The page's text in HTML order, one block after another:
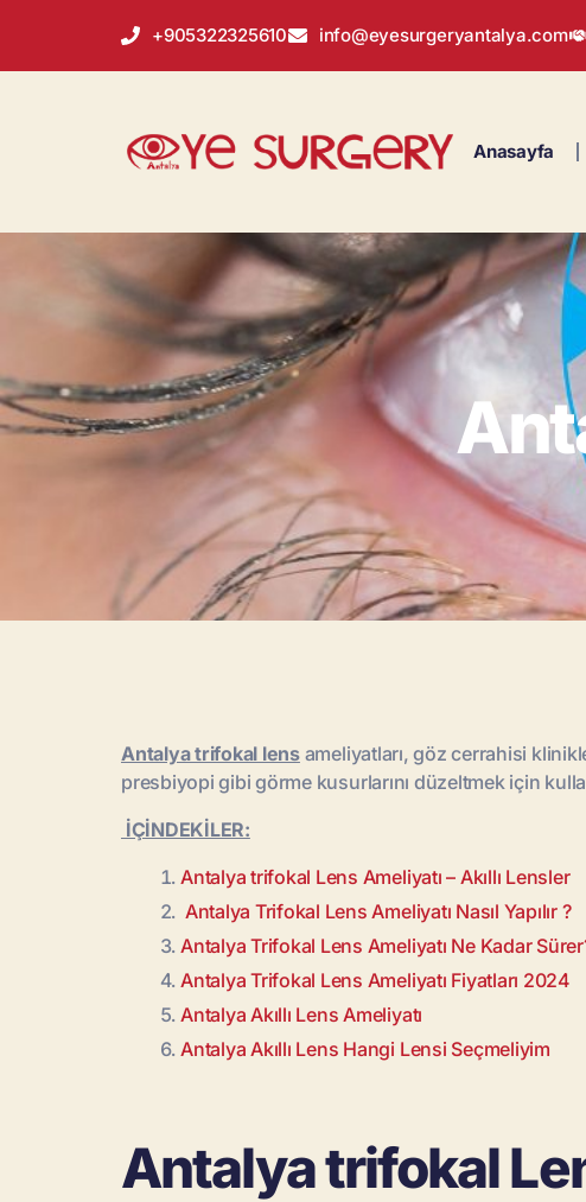
+905322325610 info@eyesurgeryantalya.com
Anasayfa
Antalya trifokal lensameliyatları, göz cerrahisi
presbiyopi gibi görme kusurlarını düzeltmek için
İÇİNDEKİLER:
Antalya trifokal Lens Ameliyatı – Akıllı Lensler
Antalya Trifokal Lens Ameliyatı Nasıl Yapılır ?
Antalya Trifokal Lens Ameliyatı Ne Kadar
Antalya Trifokal Lens Ameliyatı Fiyatları 2024
Antalya Akıllı Lens Ameliyatı
Antalya Akıllı Lens Hangi Lensi Seçmeliyim
Antalya trifokal